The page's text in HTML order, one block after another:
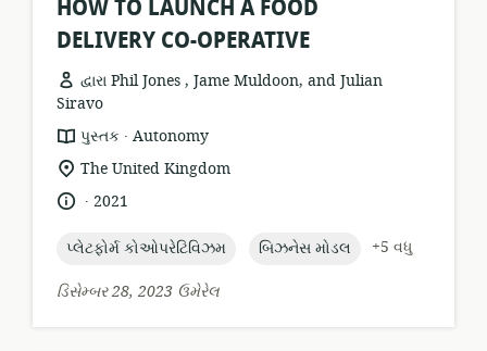
HOW TO LAUNCH A FOOD
DELIVERY CO-OPERATIVE
દ્વારા Phil Jones , Jame Muldoon, and Julian
Siravo
સંસાધન
બંધારણ:
પુસ્તક .
પ્રકાશક:
Autonomy
સુસંગતતા
સ્થાન:
The United Kingdom
ભાષા:.
પ્રકાશન
2021
topic:
પ્લેટફોર્મ કોઓપરેટિવિઝમ topic:
બિઝનેસ મોડલ
+5 વધુ
ડિસેમ્બર 28, 2023 ઉમેરેલ